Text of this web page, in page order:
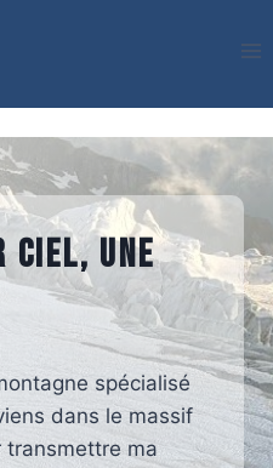
Ciel, une
spécialisé
dans le massif
transmettre ma